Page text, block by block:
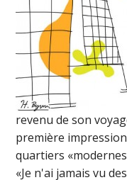
revenu de son
première
quartiers
«Je n'ai jamais vu